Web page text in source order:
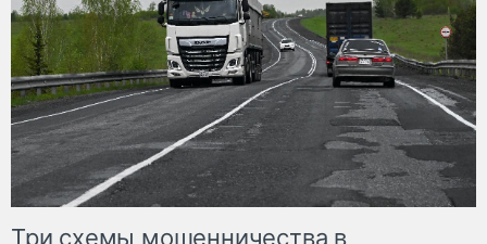
Три схемы мошенничества в